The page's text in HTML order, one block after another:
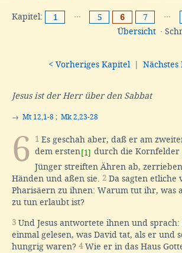
Kapitel: 1 ··· 5 6 7 ···
Übersicht ·
< Vorheriges Kapitel Nächstes
Jesus ist der Herr über den Sabbat
→ Mt 12,1-8 ; Mk 2,23-28
6 1 Es geschah aber, daß er am
dem ersten [1] durch die Kornfelder
Jünger streiften Ähren ab,
Händen und aßen sie. 2 Da sagten etliche
Pharisäern zu ihnen: Warum tut ihr, was
zu tun erlaubt ist?
3 Und Jesus antwortete ihnen und
einmal gelesen, was David tat, als er und
hungrig waren? 4Wie er in das Haus